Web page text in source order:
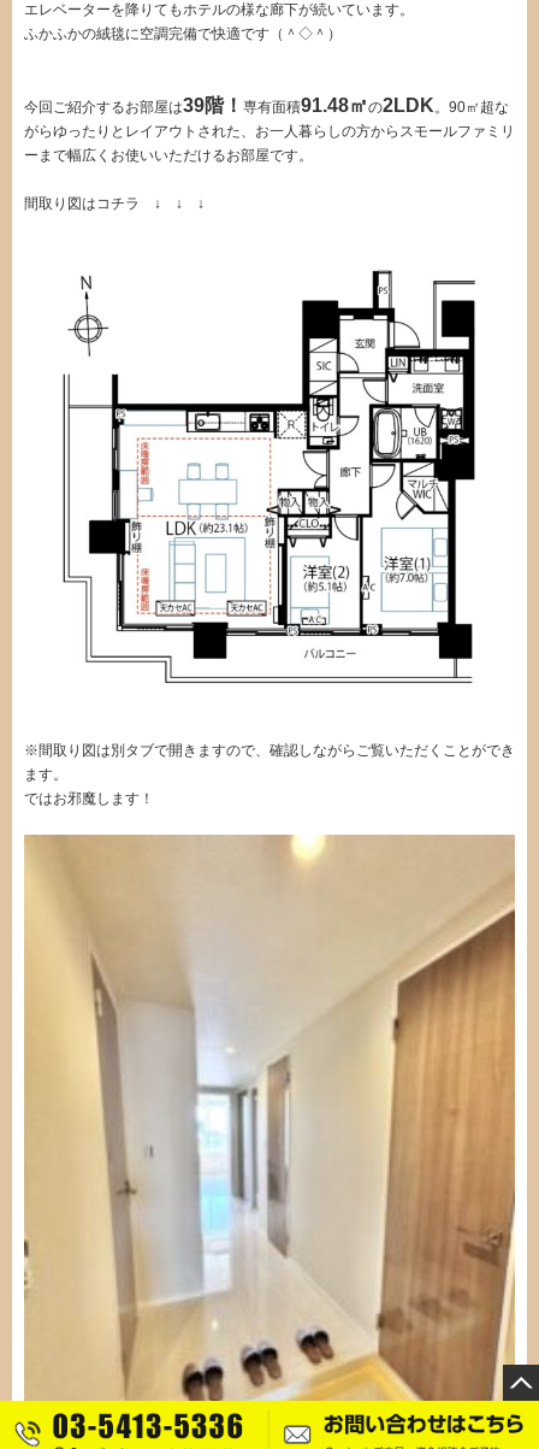
エレベーターを降りてもホテルの様な廊下が続いています。
ふかふかの絨毯に空調完備で快適です（＾◇＾）
今回ご紹介するお部屋は39階！ 専有面積91.48㎡の2LDK。90㎡超な
がらゆったりとレイアウトされた、お一人暮らしの方からスモールファミリ
ーまで幅広くお使いいただけるお部屋です。
間取り図はコチラ ↓ ↓ ↓
※間取り図は別タブで開きますので、確認しながらご覧いただくことができ
ます。
ではお邪魔します！